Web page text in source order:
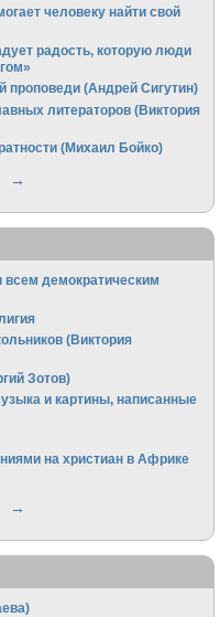
человеку найти свой
радость, которую люди
проповеди (Андрей Сигутин)
литераторов (Виктория
(Михаил Бойко)
→
демократическим
(Виктория
Зотов)
и картины, написанные
на христиан в Африке
→